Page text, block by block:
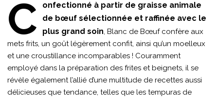
C
onfectionné à partir de graisse animale
de bœuf sélectionnée et raffinée avec le
plus grand soin, Blanc de Bœuf confère aux
mets frits, un goût légèrement confit, ainsi qu’un moelleux
et une croustillance incomparables ! Couramment
employé dans la préparation des frites et beignets, il se
révèle également l’allié d’une multitude de recettes aussi
délicieuses que tendance, telles que les tempuras de